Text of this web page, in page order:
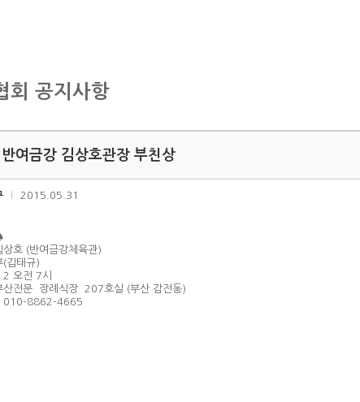
회 공지사항
여금강 김상호관장 부친상
2015.05.31
상호 (반여금강체육관)
(김태규)
오전 7시
산전문 장례식장 207호실 (부산 감전동)
010-8862-4665